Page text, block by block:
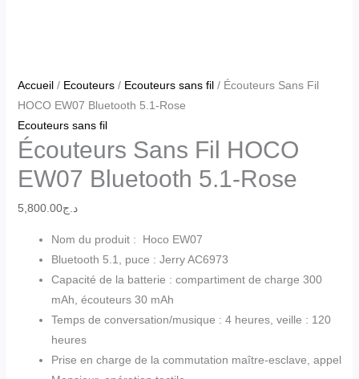
Accueil/ Ecouteurs/ Ecouteurs sans fil/ Écouteurs Sans Fil
HOCO EW07 Bluetooth 5.1-Rose
Ecouteurs sans fil
Écouteurs Sans Fil HOCO
EW07 Bluetooth 5.1-Rose
د.ج5,800.00
Nom du produit : Hoco EW07
Bluetooth 5.1, puce : Jerry AC6973
Capacité de la batterie : compartiment de charge 300
mAh, écouteurs 30 mAh
Temps de conversation/musique : 4 heures, veille : 120
heures
Prise en charge de la commutation maître-esclave, appel